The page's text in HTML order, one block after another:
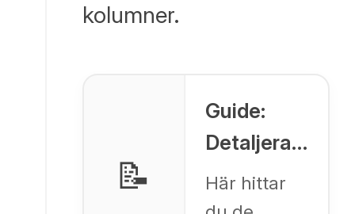
kolumner.
📝
Guide:
Detaljerad
WordPress
anpassad
Här hittar